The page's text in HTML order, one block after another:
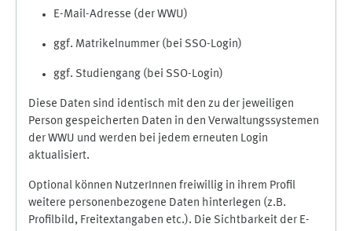
E-Mail-Adresse (der WWU)
ggf. Matrikelnummer (bei SSO-Login)
ggf. Studiengang (bei SSO-Login)
Diese Daten sind identisch mit den zu der jeweiligen
Person gespeicherten Daten in den Verwaltungssystemen
der WWU und werden bei jedem erneuten Login
aktualisiert.
Optional können NutzerInnen freiwillig in ihrem Profil
weitere personenbezogene Daten hinterlegen (z.B.
Profilbild, Freitextangaben etc.). Die Sichtbarkeit der E-